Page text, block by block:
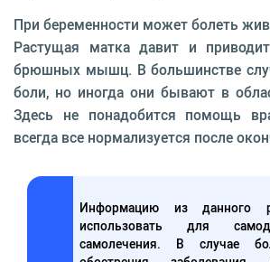
При беременности может болеть
Растущая матка давит и
брюшных мышц. В большинстве
боли, но иногда они бывают в
Здесь не понадобится помощь
всегда все нормализуется после
Информацию из данного
использовать для
самолечения. В случае